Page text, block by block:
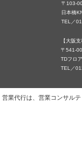
〒103-
日本橋
TEL／
【大阪支
〒541-
TDフロ
TEL／
営業代行は、営業コンサル